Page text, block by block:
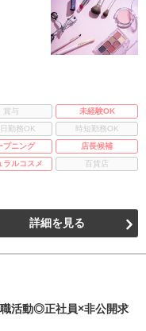
賞与
未経験OK
勤務OK
時短勤務OK
プニング
店長候補
ラルコスメ 百貨店
詳細を見る
職活動◎正社員×非公開求